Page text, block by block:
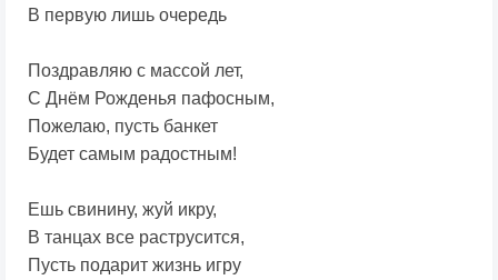
В первую лишь очередь
Поздравляю с массой лет,
С Днём Рожденья пафосным,
Пожелаю, пусть банкет
Будет самым радостным!
Ешь свинину, жуй икру,
В танцах все раструсится,
Пусть подарит жизнь игру